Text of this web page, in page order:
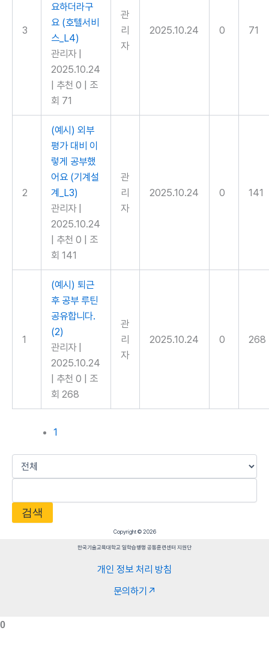
3
요하더라구
요 (호텔서비
스_L4)
관리자
2025.10.24
추천 0
조
회 71
관
리
자
2025.10.24 0 71
2
(예시) 외부
평가 대비 이
렇게 공부했
어요 (기계설
계_L3)
관리자
2025.10.24
추천 0
조
회 141
관
리
자
2025.10.24 0 141
1
(예시) 퇴근
후 공부 루틴
공유합니다.
(2)
관리자
2025.10.24
추천 0
조
회 268
관
리
자
2025.10.24 0 268
1
검색
Copyright © 2026
한국기술교육대학교 일학습병행 공동훈련센터 지원단
개인 정보 처리 방침
문의하기↗
0